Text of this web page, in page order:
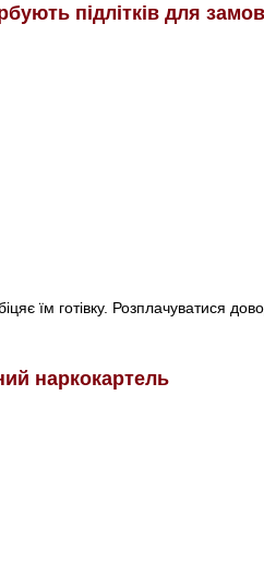
підлітків для
їм готівку. Розплачуватися
наркокартель